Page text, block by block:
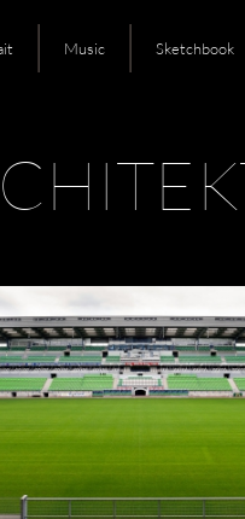
Music Sketchbook